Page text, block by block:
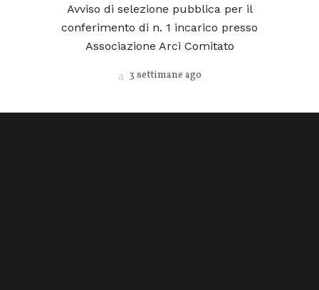
Avviso di selezione pubblica per il
conferimento di n. 1 incarico presso
Associazione Arci Comitato
3 settimane ago